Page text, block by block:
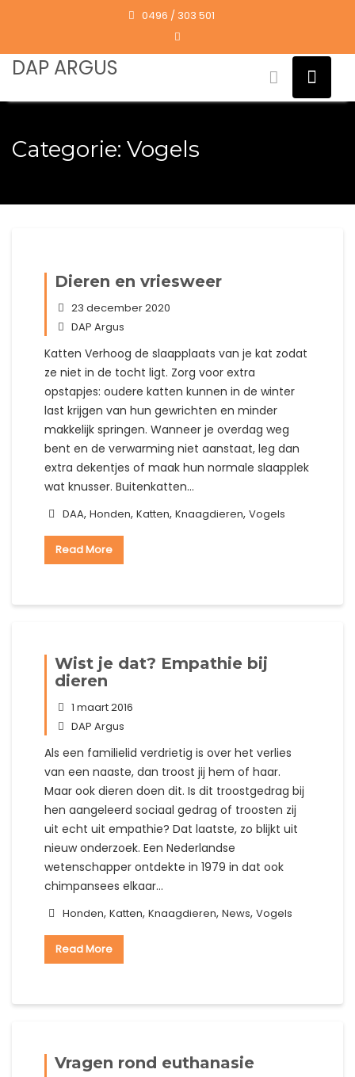
0496 / 303 501
DAP ARGUS
Categorie: Vogels
Dieren en vriesweer
23 december 2020
DAP Argus
Katten Verhoog de slaapplaats van je kat zodat
ze niet in de tocht ligt. Zorg voor extra
opstapjes: oudere katten kunnen in de winter
last krijgen van hun gewrichten en minder
makkelijk springen. Wanneer je overdag weg
bent en de verwarming niet aanstaat, leg dan
extra dekentjes of maak hun normale slaapplek
wat knusser. Buitenkatten…
DAA, Honden, Katten, Knaagdieren, Vogels
Read More
Wist je dat? Empathie bij
dieren
1 maart 2016
DAP Argus
Als een familielid verdrietig is over het verlies
van een naaste, dan troost jij hem of haar.
Maar ook dieren doen dit. Is dit troostgedrag bij
hen aangeleerd sociaal gedrag of troosten zij
uit echt uit empathie? Dat laatste, zo blijkt uit
nieuw onderzoek. Een Nederlandse
wetenschapper ontdekte in 1979 in dat ook
chimpansees elkaar…
Honden, Katten, Knaagdieren, News, Vogels
Read More
Vragen rond euthanasie